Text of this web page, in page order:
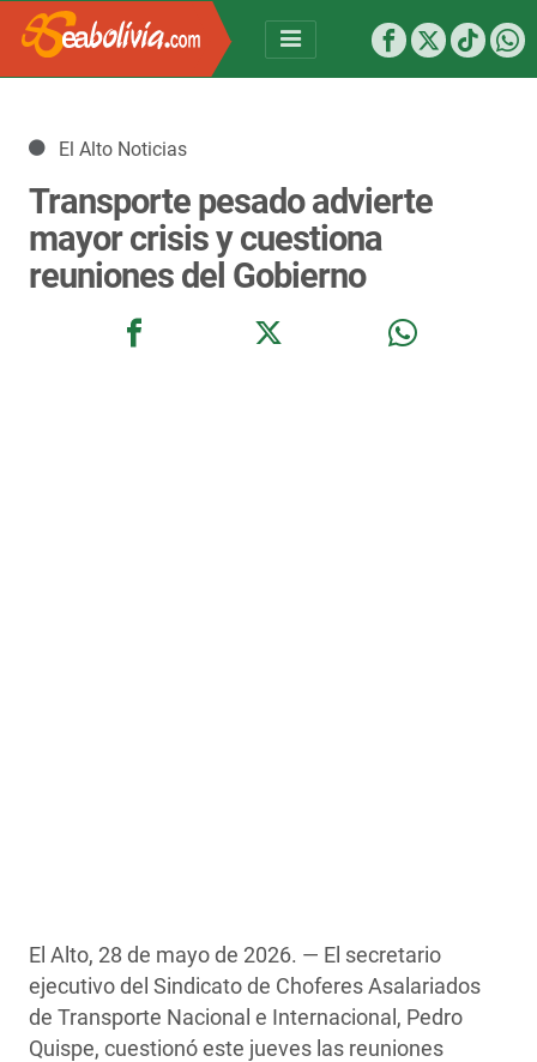
Detalles
El Alto Noticias
Transporte pesado advierte
mayor crisis y cuestiona
reuniones del Gobierno
El Alto, 28 de mayo de 2026. — El secretario
ejecutivo del Sindicato de Choferes Asalariados
de Transporte Nacional e Internacional, Pedro
Quispe, cuestionó este jueves las reuniones